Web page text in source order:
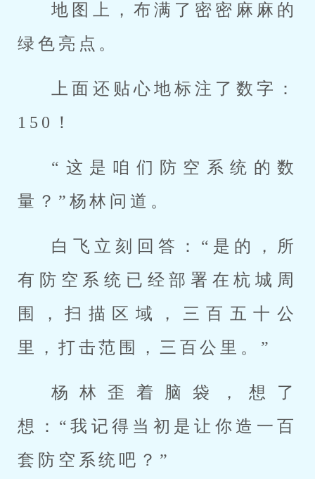
地图上，布满了密密麻麻的
绿色亮点。
上面还贴心地标注了数字：
150！
“这是咱们防空系统的数
量？”杨林问道。
白飞立刻回答：“是的，所
有防空系统已经部署在杭城周
围，扫描区域，三百五十公
里，打击范围，三百公里。”
杨林歪着脑袋，想了
想：“我记得当初是让你造一百
套防空系统吧？”